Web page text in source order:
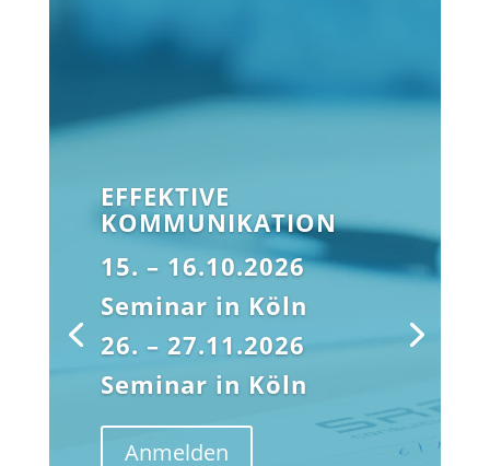
EFFEKTIVE
KOMMUNIKATION
15. – 16.10.2026
Seminar in Köln
26. – 27.11.2026
Seminar in Köln
Anmelden